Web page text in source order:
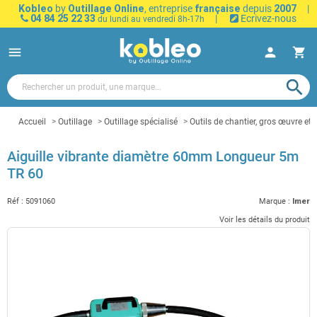
Kobleo by Outillage Online, entreprise française depuis 2007
|
04 84 25 22 33 du lundi au vendredi 8h-17h | Ecrivez-nous
menu person shopping_cart
search
Accueil Outillage Outillage spécialisé Outils de chantier, gros œuvre et
Aiguille vibrante diamètre 60mm Longueur 5m
TR 60
Réf : 5091060 Marque : Imer
Voir les détails du produit